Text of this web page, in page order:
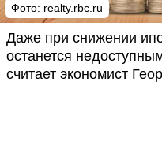
Фото: realty.rbc.ru
Даже при снижении
останется
считает экономист